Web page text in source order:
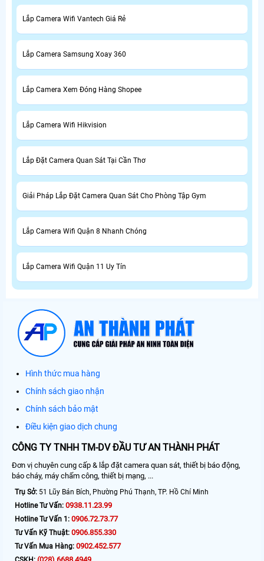
Lắp Camera Wifi Vantech Giá Rẻ
Lắp Camera Samsung Xoay 360
Lắp Camera Xem Đóng Hàng Shopee
Lắp Camera Wifi Hikvision
Lắp Đặt Camera Quan Sát Tại Cần Thơ
Giải Pháp Lắp Đặt Camera Quan Sát Cho Phòng Tập Gym
Lắp Camera Wifi Quận 8 Nhanh Chóng
Lắp Camera Wifi Quận 11 Uy Tín
Hình thức mua hàng
Chính sách giao nhận
Chính sách bảo mật
Điều kiện giao dịch chung
CÔNG TY TNHH TM-DV ĐẦU TƯ AN THÀNH PHÁT
Đơn vị chuyên cung cấp & lắp đặt camera quan sát, thiết bị báo động,
báo cháy, máy chấm công, thiết bị mạng, ...
Trụ Sở: 51 Lũy Bán Bích, Phường Phú Thạnh, TP. Hồ Chí Minh
Hotline Tư Vấn: 0938.11.23.99
Hotline Tư Vấn 1: 0906.72.73.77
Tư Vấn Kỹ Thuật: 0906.855.330
Tư Vấn Mua Hàng: 0902.452.577